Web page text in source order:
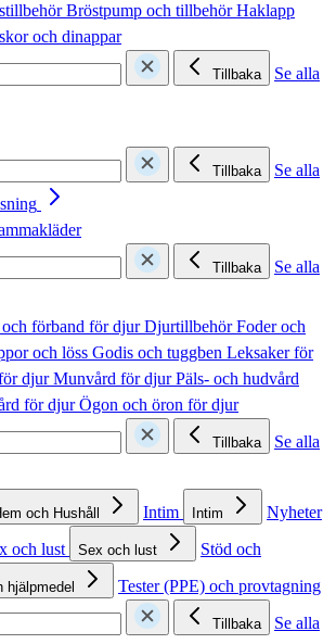
Bröstpump och tillbehörHaklapp
och dinappar
Tillbaka
Se alla
Tillbaka
Se alla
Tillbaka
Se alla
förband för djurDjurtillbehörFoder och
och löss Godis och tuggben Leksaker för
djurMunvård för djurPäls- och hudvård
för djurÖgon och öron för djur
Tillbaka
Se alla
och Hushåll Intim Intim
Nyheter
och lust Sex och lust
Stöd och
hjälpmedel
Tester (PPE) och provtagning
Tillbaka
Se alla